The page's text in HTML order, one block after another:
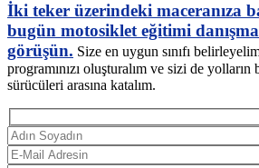
İki teker üzerindeki maceranıza
bugün motosiklet eğitimi
görüşün. Size en uygun sınıfı
programınızı oluşturalım ve sizi de
sürücüleri arasına katalım.